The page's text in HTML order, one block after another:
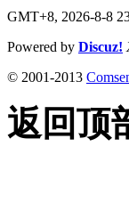
GMT+8, 2026-8-8
Powered by Discuz!
© 2001-2013
返回顶